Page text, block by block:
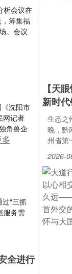
析会议在
筹集福
。会议
沈阳市
网记者
角兽企
“三抓
服务需
全进行
【天
新时
生态之
晚，黔
州省第
2026-